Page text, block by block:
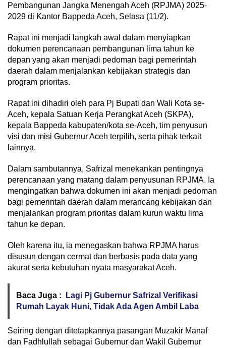
Pembangunan Jangka Menengah Aceh (RPJMA) 2025-
2029 di Kantor Bappeda Aceh, Selasa (11/2).
Rapat ini menjadi langkah awal dalam menyiapkan
dokumen perencanaan pembangunan lima tahun ke
depan yang akan menjadi pedoman bagi pemerintah
daerah dalam menjalankan kebijakan strategis dan
program prioritas.
Rapat ini dihadiri oleh para Pj Bupati dan Wali Kota se-
Aceh, kepala Satuan Kerja Perangkat Aceh (SKPA),
kepala Bappeda kabupaten/kota se-Aceh, tim penyusun
visi dan misi Gubernur Aceh terpilih, serta pihak terkait
lainnya.
Dalam sambutannya, Safrizal menekankan pentingnya
perencanaan yang matang dalam penyusunan RPJMA. Ia
mengingatkan bahwa dokumen ini akan menjadi pedoman
bagi pemerintah daerah dalam merancang kebijakan dan
menjalankan program prioritas dalam kurun waktu lima
tahun ke depan.
Oleh karena itu, ia menegaskan bahwa RPJMA harus
disusun dengan cermat dan berbasis pada data yang
akurat serta kebutuhan nyata masyarakat Aceh.
Baca Juga :
Lagi Pj Gubernur Safrizal Verifikasi
Rumah Layak Huni, Tidak Ada Agen Ambil Laba
Seiring dengan ditetapkannya pasangan Muzakir Manaf
dan Fadhlullah sebagai Gubernur dan Wakil Gubernur